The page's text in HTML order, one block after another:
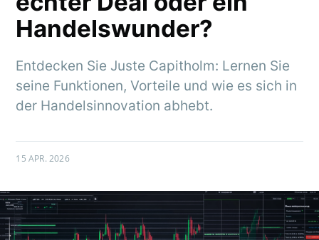
Handelswunder?
Entdecken Sie Juste Capitholm: Lernen Sie
seine Funktionen, Vorteile und wie es sich in
der Handelsinnovation abhebt.
15 APR. 2026